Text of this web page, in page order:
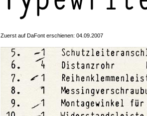
Zuerst auf DaFont erschienen: 04.09.2007